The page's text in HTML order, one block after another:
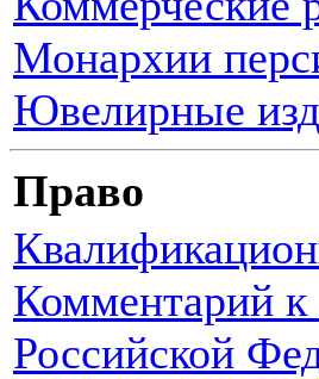
Монархии
Ювелирные
Право
Комментарий к
Российской